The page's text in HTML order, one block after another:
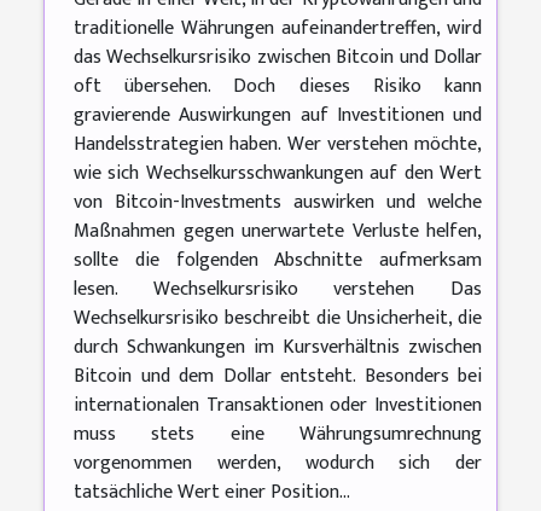
traditionelle Währungen aufeinandertreffen, wird
das Wechselkursrisiko zwischen Bitcoin und Dollar
oft übersehen. Doch dieses Risiko kann
gravierende Auswirkungen auf Investitionen und
Handelsstrategien haben. Wer verstehen möchte,
wie sich Wechselkursschwankungen auf den Wert
von Bitcoin-Investments auswirken und welche
Maßnahmen gegen unerwartete Verluste helfen,
sollte die folgenden Abschnitte aufmerksam
lesen. Wechselkursrisiko verstehen Das
Wechselkursrisiko beschreibt die Unsicherheit, die
durch Schwankungen im Kursverhältnis zwischen
Bitcoin und dem Dollar entsteht. Besonders bei
internationalen Transaktionen oder Investitionen
muss stets eine Währungsumrechnung
vorgenommen werden, wodurch sich der
tatsächliche Wert einer Position...